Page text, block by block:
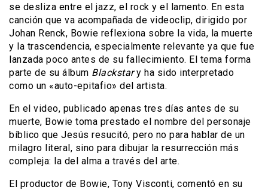
se desliza entre el jazz, el rock y el lamento. En esta
canción que va acompañada de videoclip, dirigido por
Johan Renck, Bowie reflexiona sobre la vida, la muerte
y la trascendencia, especialmente relevante ya que fue
lanzada poco antes de su fallecimiento. El tema forma
parte de su álbum Blackstary ha sido interpretado
como un «auto-epitafio» del artista.
En el video, publicado apenas tres días antes de su
muerte, Bowie toma prestado el nombre del personaje
bíblico que Jesús resucitó, pero no para hablar de un
milagro literal, sino para dibujar la resurrección más
compleja: la del alma a través del arte.
El productor de Bowie, Tony Visconti, comentó en su